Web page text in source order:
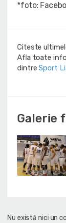
*foto:
Citeste
Afla toate
dintreSport
Galerie
Nu există nici un